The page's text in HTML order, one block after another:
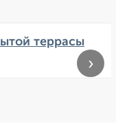
террасы
›